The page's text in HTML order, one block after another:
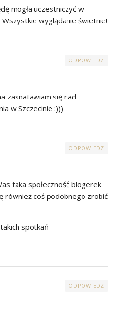
mogła uczestniczyć w
Wszystkie wyglądanie świetnie!
ODPOWIEDZ
zasnatawiam się nad
w Szczecinie :)))
ODPOWIEDZ
taka społeczność blogerek
również coś podobnego zrobić
spotkań
ODPOWIEDZ